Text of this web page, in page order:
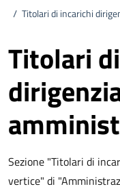
/ Titolari di incarichi
Titolari
Sezione "Titolari di
vertice" di